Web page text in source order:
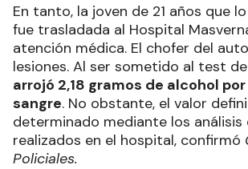
En tanto, la joven de 21 años que
fue trasladada al Hospital
atención médica. El chofer del
lesiones. Al ser sometido al test
arrojó 2,18 gramos de alcohol
sangre. No obstante, el valor
determinado mediante los análisis
realizados en el hospital, confirmó
Policiales.